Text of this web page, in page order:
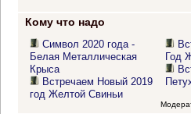
Кому что надо
Символ 2020 года -
Белая Металлическая
Крыса
Встречаем Новый 2019
год Желтой Свиньи
Год